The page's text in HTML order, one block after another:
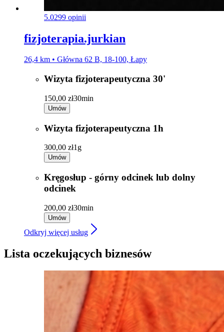
5.0299 opinii
fizjoterapia.jurkian
26,4 km • Główna 62 B, 18-100, Łapy
Wizyta fizjoterapeutyczna 30'
150,00 zł30min
Umów
Wizyta fizjoterapeutyczna 1h
300,00 zł1g
Umów
Kręgosłup - górny odcinek lub dolny
odcinek
200,00 zł30min
Umów
Odkryj więcej usług
Lista oczekujących biznesów